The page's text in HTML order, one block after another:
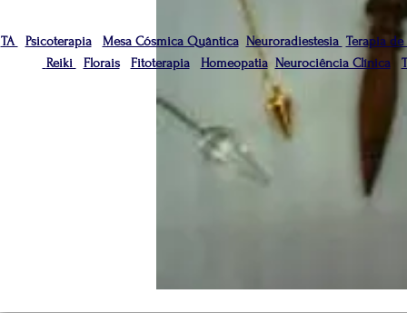
TA Psicoterapia Mesa Cósmica Quântica Neuroradiestesia Terapia de
Reiki
Florais Fitoterapia Homeopatia Neurociência Clínica